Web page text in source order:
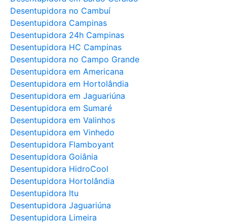
Desentupidora no Cambuí
Desentupidora Campinas
Desentupidora 24h Campinas
Desentupidora HC Campinas
Desentupidora no Campo Grande
Desentupidora em Americana
Desentupidora em Hortolândia
Desentupidora em Jaguariúna
Desentupidora em Sumaré
Desentupidora em Valinhos
Desentupidora em Vinhedo
Desentupidora Flamboyant
Desentupidora Goiânia
Desentupidora HidroCool
Desentupidora Hortolândia
Desentupidora Itu
Desentupidora Jaguariúna
Desentupidora Limeira